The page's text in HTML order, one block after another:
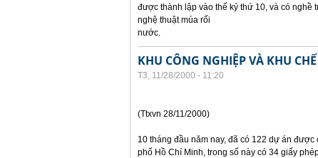
được thành lập vào thế kỷ thứ 10, và có nghề
nghệ thuật múa rối
nước.
KHU CÔNG NGHIỆP VÀ KHU
T3, 11/28/2000 - 11:20
(Ttxvn 28/11/2000)
10 tháng đầu năm nay, đã có 122 dự án
phố Hồ Chí Minh, trong số này có 34 giấy